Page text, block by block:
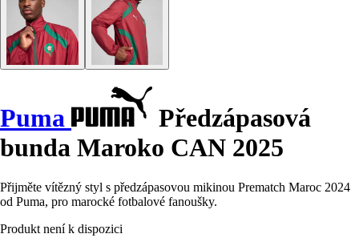
Puma
Předzápasová
bunda Maroko CAN 2025
Přijměte vítězný styl s předzápasovou mikinou Prematch Maroc 2024
od Puma, pro marocké fotbalové fanoušky.
Produkt není k dispozici